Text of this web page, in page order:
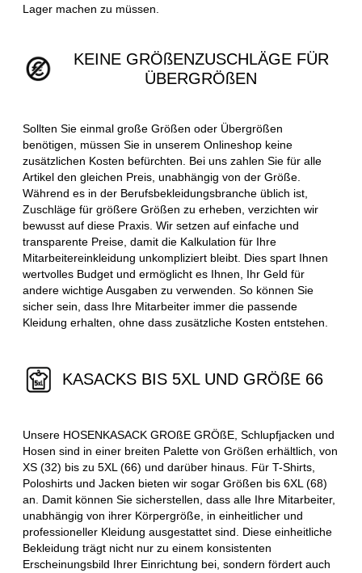
Lager machen zu müssen.
KEINE GRÖßENZUSCHLÄGE FÜR
ÜBERGRÖßEN
Sollten Sie einmal große Größen oder Übergrößen
benötigen, müssen Sie in unserem Onlineshop keine
zusätzlichen Kosten befürchten. Bei uns zahlen Sie für alle
Artikel den gleichen Preis, unabhängig von der Größe.
Während es in der Berufsbekleidungsbranche üblich ist,
Zuschläge für größere Größen zu erheben, verzichten wir
bewusst auf diese Praxis. Wir setzen auf einfache und
transparente Preise, damit die Kalkulation für Ihre
Mitarbeitereinkleidung unkompliziert bleibt. Dies spart Ihnen
wertvolles Budget und ermöglicht es Ihnen, Ihr Geld für
andere wichtige Ausgaben zu verwenden. So können Sie
sicher sein, dass Ihre Mitarbeiter immer die passende
Kleidung erhalten, ohne dass zusätzliche Kosten entstehen.
KASACKS BIS 5XL UND GRÖßE 66
Unsere HOSENKASACK GROßE GRÖßE, Schlupfjacken und
Hosen sind in einer breiten Palette von Größen erhältlich, von
XS (32) bis zu 5XL (66) und darüber hinaus. Für T-Shirts,
Poloshirts und Jacken bieten wir sogar Größen bis 6XL (68)
an. Damit können Sie sicherstellen, dass alle Ihre Mitarbeiter,
unabhängig von ihrer Körpergröße, in einheitlicher und
professioneller Kleidung ausgestattet sind. Diese einheitliche
Bekleidung trägt nicht nur zu einem konsistenten
Erscheinungsbild Ihrer Einrichtung bei, sondern fördert auch